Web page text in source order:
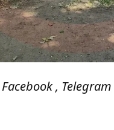
Facebook, Telegram